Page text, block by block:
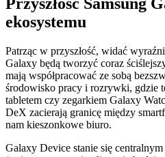
Przyszłość Samsung
ekosystemu
Patrząc w przyszłość, widać
Galaxy będą tworzyć coraz
mają współpracować ze sobą
środowisko pracy i rozrywki, gdzie
tabletem czy zegarkiem Galaxy
DeX zacierają granicę między
nam kieszonkowe biuro.
Galaxy Device stanie się